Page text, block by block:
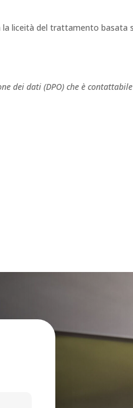
liceità del trattamento basata
dei dati (DPO) che è